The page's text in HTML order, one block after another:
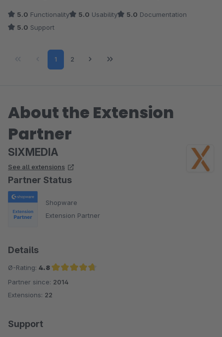
5.0 Functionality 5.0 Usability 5.0 Documentation
5.0 Support
Page
1 Page
2
About the Extension
Partner
SIXMEDIA
See all extensions
Partner Status
Shopware
Extension Partner
Details
Ø-Rating: 4.8
Average rating of 4.8 out of 5 stars
Partner since: 2014
Extensions: 22
Support